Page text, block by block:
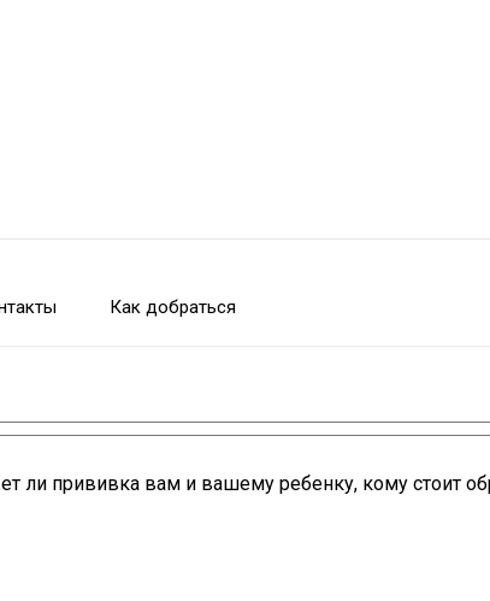
Как добраться
прививка вам и вашему ребенку, кому стоит